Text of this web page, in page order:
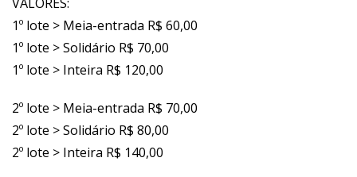
VALORES:
1º lote > Meia-entrada R$ 60,00
1º lote > Solidário R$ 70,00
1º lote > Inteira R$ 120,00
2º lote > Meia-entrada R$ 70,00
2º lote > Solidário R$ 80,00
2º lote > Inteira R$ 140,00